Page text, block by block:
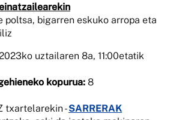
poltsa, bigarren eskuko arropa eta
uztailaren 8a, 11:00etatik
kopurua: 8
txartelarekin -SARRERAK